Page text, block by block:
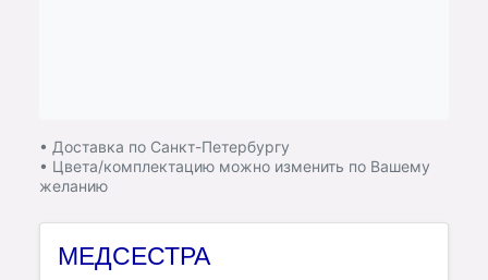
• Доставка по Санкт-Петербургу
• Цвета/комплектацию можно изменить по Вашему
желанию
МЕДСЕСТРА